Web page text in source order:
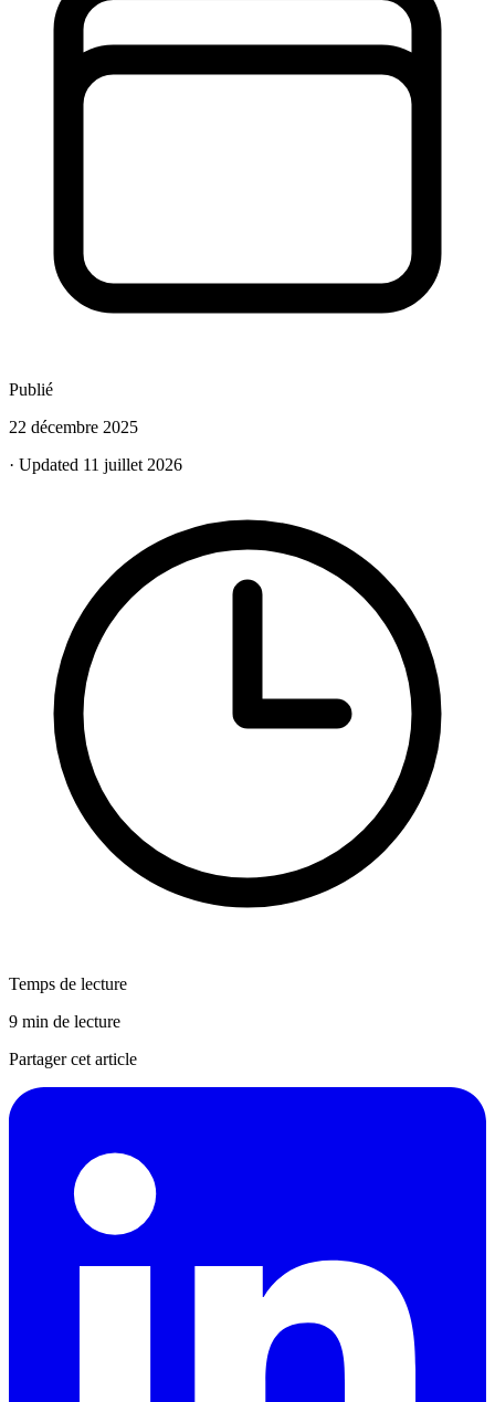
Publié
22 décembre 2025
· Updated 11 juillet 2026
Temps de lecture
9 min de lecture
Partager cet article